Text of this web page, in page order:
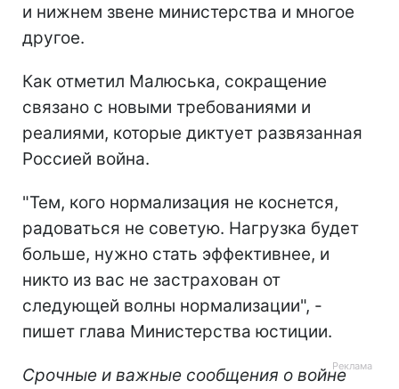
и нижнем звене министерства и многое
другое.
Как отметил Малюська, сокращение
связано с новыми требованиями и
реалиями, которые диктует развязанная
Россией война.
"Тем, кого нормализация не коснется,
радоваться не советую. Нагрузка будет
больше, нужно стать эффективнее, и
никто из вас не застрахован от
следующей волны нормализации", -
пишет глава Министерства юстиции.
Срочные и важные сообщения о войне